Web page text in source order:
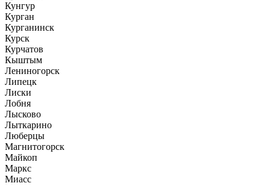
Кунгур
Курган
Курганинск
Курск
Курчатов
Кыштым
Лениногорск
Липецк
Лиски
Лобня
Лысково
Лыткарино
Люберцы
Магнитогорск
Майкоп
Маркс
Миасс